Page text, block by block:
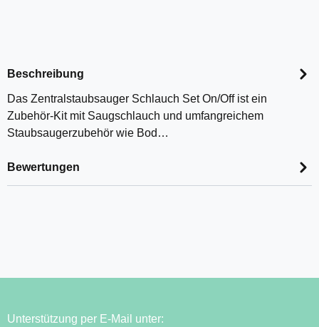
Beschreibung
Das Zentralstaubsauger Schlauch Set On/Off ist ein
Zubehör-Kit mit Saugschlauch und umfangreichem
Staubsaugerzubehör wie Bod…
Bewertungen
Unterstützung per E-Mail unter: